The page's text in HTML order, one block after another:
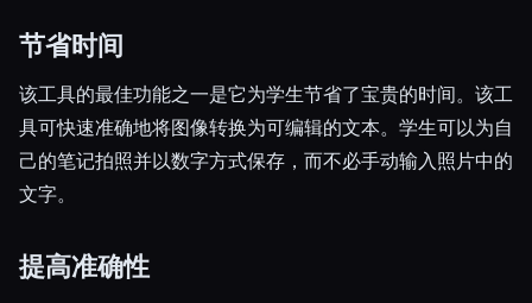
节省时间
该工具的最佳功能之一是它为学生节省了宝贵的时间。该工
具可快速准确地将图像转换为可编辑的文本。学生可以为自
己的笔记拍照并以数字方式保存，而不必手动输入照片中的
文字。
提高准确性